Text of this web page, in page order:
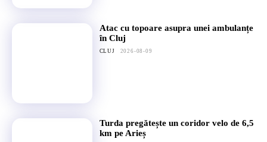
Atac cu topoare asupra unei ambulanțe
în Cluj
CLUJ 2026-08-09
Turda pregătește un coridor velo de 6,5
km pe Arieș